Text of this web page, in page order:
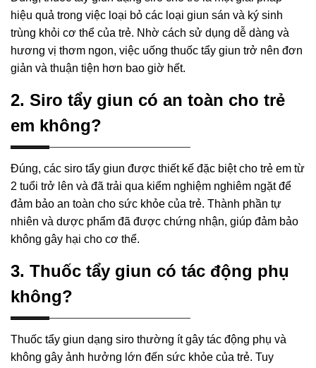
hiệu quả trong việc loại bỏ các loại giun sán và ký sinh
trùng khỏi cơ thể của trẻ. Nhờ cách sử dụng dễ dàng và
hương vị thơm ngon, việc uống thuốc tẩy giun trở nên đơn
giản và thuận tiện hơn bao giờ hết.
2. Siro tẩy giun có an toàn cho trẻ
em không?
Đúng, các siro tẩy giun được thiết kế đặc biệt cho trẻ em từ
2 tuổi trở lên và đã trải qua kiểm nghiệm nghiêm ngặt để
đảm bảo an toàn cho sức khỏe của trẻ. Thành phần tự
nhiên và dược phẩm đã được chứng nhận, giúp đảm bảo
không gây hại cho cơ thể.
3. Thuốc tẩy giun có tác động phụ
không?
Thuốc tẩy giun dạng siro thường ít gây tác động phụ và
không gây ảnh hưởng lớn đến sức khỏe của trẻ. Tuy